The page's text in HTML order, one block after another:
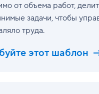
от объема работ,
задачи, чтобы
труда.
этот шаблон